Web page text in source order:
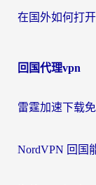
回国代理vpn